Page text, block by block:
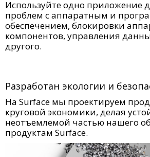
Используйте одно приложение
проблем с аппаратным и
обеспечением, блокировки
компонентов, управления
другого.
Разработан экологии и
На Surface мы проектируем
круговой экономики, делая
неотъемлемой частью нашего
продуктам Surface.